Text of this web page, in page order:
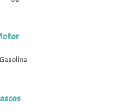
Gasolina